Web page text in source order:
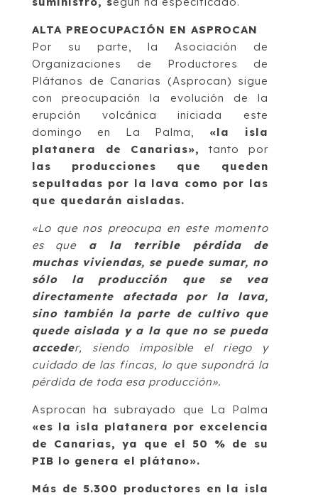
ALTA PREOCUPACIÓN EN ASPROCAN
Por su parte, la Asociación de
Organizaciones de Productores de
Plátanos de Canarias (Asprocan) sigue
con preocupación la evolución de la
erupción volcánica iniciada este
domingo en La Palma, «la isla
platanera de Canarias»,
tanto por
las producciones que queden
sepultadas por la lava como por las
que quedarán aisladas.
«Lo que nos preocupa en este momento
es quea la terrible pérdida de
muchas viviendas, se puede sumar, no
sólo la producción que se vea
directamente afectada por la lava,
sino también la parte de cultivo que
quede aislada y a la que no se pueda
acceder, siendo imposible el riego y
cuidado de las fincas, lo que supondrá la
pérdida de toda esa producción».
Asprocan ha subrayado que La Palma
«es la isla platanera por excelencia
de Canarias, ya que el 50 % de su
PIB lo genera el plátano».
Más de 5.300 productores en la isla